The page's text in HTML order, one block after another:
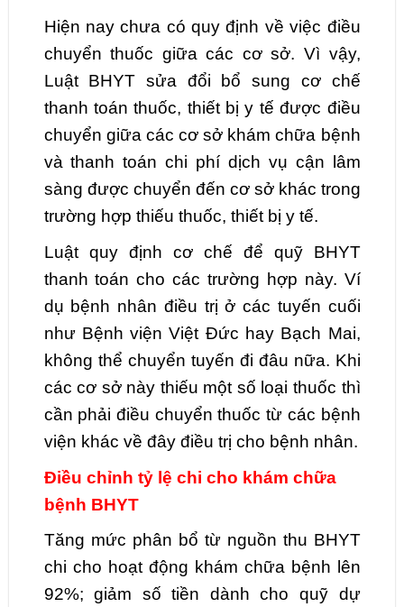
Hiện nay chưa có quy định về việc điều
chuyển thuốc giữa các cơ sở. Vì vậy,
Luật BHYT sửa đổi bổ sung cơ chế
thanh toán thuốc, thiết bị y tế được điều
chuyển giữa các cơ sở khám chữa bệnh
và thanh toán chi phí dịch vụ cận lâm
sàng được chuyển đến cơ sở khác trong
trường hợp thiếu thuốc, thiết bị y tế.
Luật quy định cơ chế để quỹ BHYT
thanh toán cho các trường hợp này. Ví
dụ bệnh nhân điều trị ở các tuyến cuối
như Bệnh viện Việt Đức hay Bạch Mai,
không thể chuyển tuyến đi đâu nữa. Khi
các cơ sở này thiếu một số loại thuốc thì
cần phải điều chuyển thuốc từ các bệnh
viện khác về đây điều trị cho bệnh nhân.
Điều chỉnh tỷ lệ chi cho khám chữa
bệnh BHYT
Tăng mức phân bổ từ nguồn thu BHYT
chi cho hoạt động khám chữa bệnh lên
92%; giảm số tiền dành cho quỹ dự